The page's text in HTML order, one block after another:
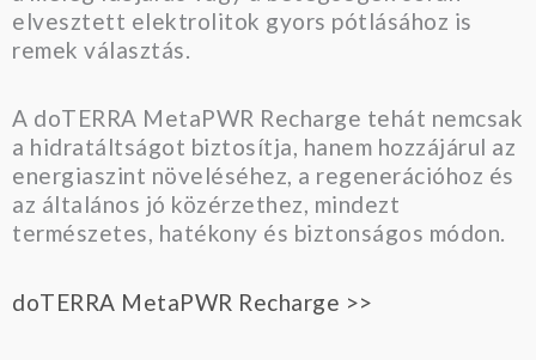
elvesztett elektrolitok gyors pótlásához is
remek választás.
A doTERRA MetaPWR Recharge tehát nemcsak
a hidratáltságot biztosítja, hanem hozzájárul az
energiaszint növeléséhez, a regenerációhoz és
az általános jó közérzethez, mindezt
természetes, hatékony és biztonságos módon.
doTERRA MetaPWR Recharge >>